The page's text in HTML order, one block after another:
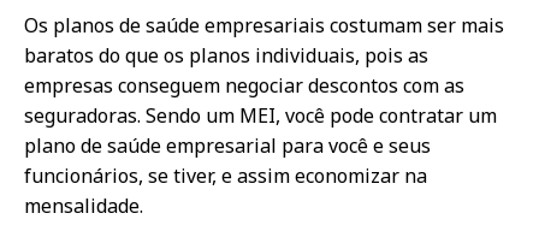
Os planos de saúde empresariais costumam ser mais
baratos do que os planos individuais, pois as
empresas conseguem negociar descontos com as
seguradoras. Sendo um MEI, você pode contratar um
plano de saúde empresarial para você e seus
funcionários, se tiver, e assim economizar na
mensalidade.